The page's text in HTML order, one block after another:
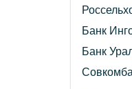
Банк
Банк